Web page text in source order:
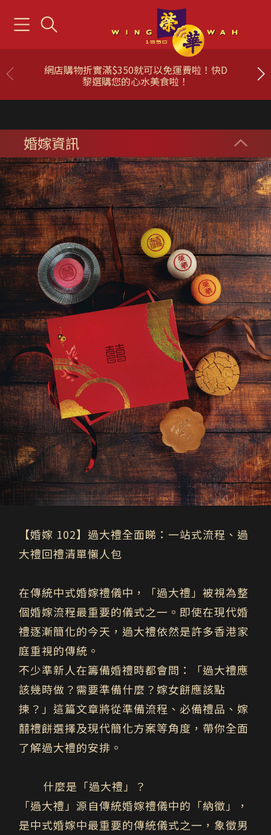
「榮華First Mask」全部香港製造，符合美國
標準ASTM Level 3。
婚嫁資訊
【婚嫁 102】過大禮全面睇：一站式流程、過
大禮回禮清單懶人包
在傳統中式婚嫁禮儀中，「過大禮」被視為整
個婚嫁流程最重要的儀式之一。即使在現代婚
禮逐漸簡化的今天，過大禮依然是許多香港家
庭重視的傳統。
不少準新人在籌備婚禮時都會問：「過大禮應
該幾時做？需要準備什麼？嫁女餅應該點
揀？」這篇文章將從準備流程、必備禮品、嫁
囍禮餅選擇及現代簡化方案等角度，帶你全面
了解過大禮的安排。
什麼是「過大禮」？
「過大禮」源自傳統婚嫁禮儀中的「納徵」，
是中式婚嫁中最重要的傳統儀式之一，象徵男